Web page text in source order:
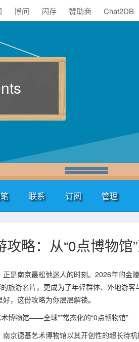
博问 闪存 赞助商 Chat2DB
联系 订阅 管理
略：从“0点博物
是南京最松弛迷人的时刻。2026年的金
旅游名片，更成为了年轻群体、外地游
，这份攻略为你层层解锁。
博物馆——全球**常态化的“0点博物馆”
京德基艺术博物馆以其开创性的超长待